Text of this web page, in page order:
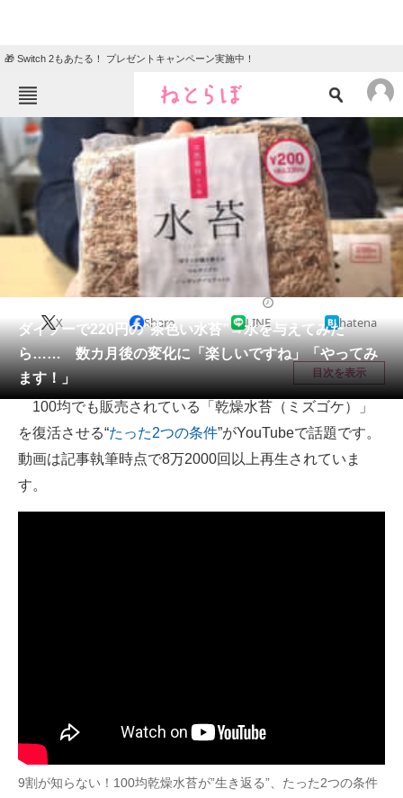
🎁 Switch 2もあたる！ プレゼントキャンペーン実施中！
ねとらぼメニュー
TOP
エンタメ クイズ
グルメ 地域
教育・育児
会員記事
メディア
注目記事を集めた総合ページ
ITの今と未来を見通す
マーケ×ITの今がよく分かる
ITエンジニア向け専門サイト
ダイソーで220円の“茶色い水苔”→水を与えてみた
ら…… 数カ月後の変化に「楽しいですね」「やってみ
ます！」
X Share LINE hatena
目次を表示
100均でも販売されている「乾燥水苔（ミズゴケ）」
を復活させる“たった2つの条件”がYouTubeで話題です。
動画は記事執筆時点で8万2000回以上再生されていま
す。
9割が知らない！100均乾燥水苔が”生き返る”、たった2つの条件